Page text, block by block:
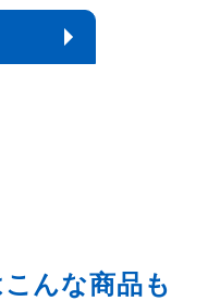
んな商品も